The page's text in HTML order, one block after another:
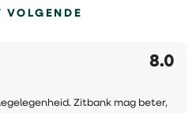
VOLGENDE
8.0
Zitbank mag beter,